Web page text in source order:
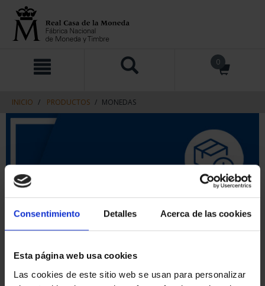
Consentimiento Detalles Acerca de las cookies
Esta página web usa cookies
Las cookies de este sitio web se usan para personalizar
contenido
navegacin
0
INICIO PRODUCTOS MONEDAS